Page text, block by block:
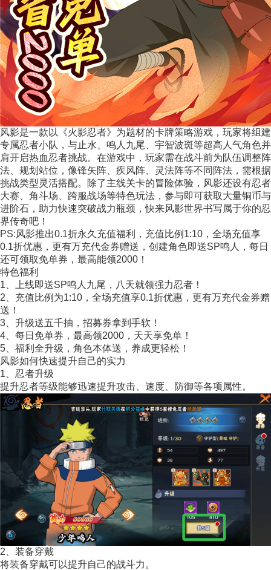
风影是一款以《火影忍者》为题材的卡牌策略游戏，玩家将组建
专属忍者小队，与止水、鸣人九尾、宇智波斑等超高人气角色并
肩开启热血忍者挑战。在游戏中，玩家需在战斗前为队伍调整阵
法、规划站位，像锋矢阵、疾风阵、灵法阵等不同阵法，需根据
挑战类型灵活搭配。除了主线关卡的冒险体验，风影还设有忍者
大赛、角斗场、跨服战场等特色玩法，参与即可获取大量铜币与
进阶石，助力快速突破战力瓶颈，快来风影世界书写属于你的忍
界传奇吧！
PS:风影推出0.1折永久充值福利，充值比例1:10，全场充值享
0.1折优惠，更有万充代金券赠送，创建角色即送SP鸣人，每日
还可领取免单券，最高能领2000！
特色福利
1、上线即送SP鸣人九尾，八天就领强力忍者！
2、充值比例为1:10，全场充值享0.1折优惠，更有万充代金券赠
送！
3、升级送五千抽，招募券拿到手软！
4、每日免单券，最高领2000，天天享免单！
5、福利全升级，角色本体送，养成更轻松！
风影如何快速提升自己的实力
1、忍者升级
提升忍者等级能够迅速提升攻击、速度、防御等各项属性。
2、装备穿戴
将装备穿戴可以提升自己的战斗力。